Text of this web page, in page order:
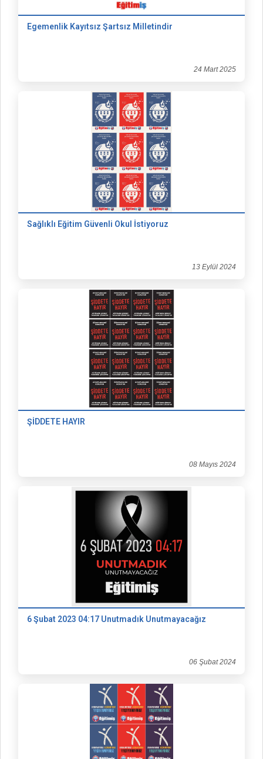
Egemenlik Kayıtsız Şartsız Milletindir
24 Mart 2025
Sağlıklı Eğitim Güvenli Okul İstiyoruz
13 Eylül 2024
ŞİDDETE HAYIR
08 Mayıs 2024
6 Şubat 2023 04:17 Unutmadık Unutmayacağız
06 Şubat 2024